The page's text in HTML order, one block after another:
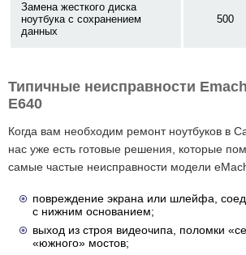
Замена жесткого диска
ноутбука с сохранением
данных
500
Типичные неисправности
E640
Когда вам необходим ремонт ноутбуков в
нас уже есть готовые решения, которые
самые частые неисправности модели
повреждение экрана или шлейфа,
с нижним основанием;
выход из строя видеочипа, поломки
«южного» мостов;